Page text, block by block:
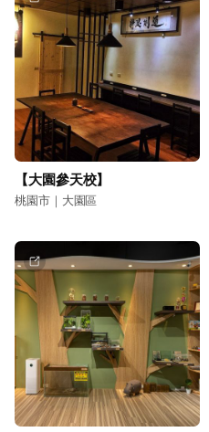
【大園參天校】
桃園市｜大園區